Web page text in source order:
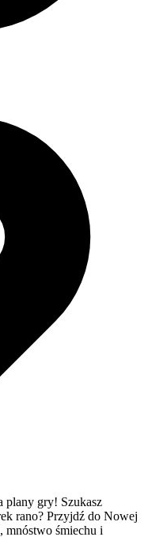
plany gry! Szukasz
rano? Przyjdź do Nowej
mnóstwo śmiechu i